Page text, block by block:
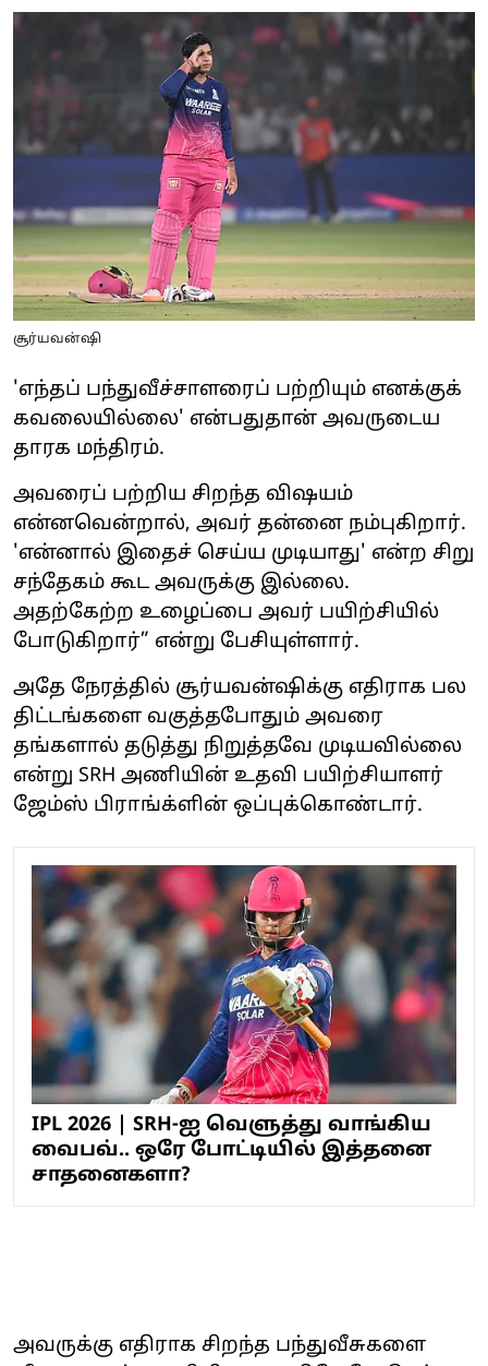
சூர்யவன்ஷி
'எந்தப் பந்துவீச்சாளரைப் பற்றியும் எனக்குக்
கவலையில்லை' என்பதுதான் அவருடைய
தாரக மந்திரம்.
அவரைப் பற்றிய சிறந்த விஷயம்
என்னவென்றால், அவர் தன்னை நம்புகிறார்.
'என்னால் இதைச் செய்ய முடியாது' என்ற சிறு
சந்தேகம் கூட அவருக்கு இல்லை.
அதற்கேற்ற உழைப்பை அவர் பயிற்சியில்
போடுகிறார்” என்று பேசியுள்ளார்.
அதே நேரத்தில் சூர்யவன்ஷிக்கு எதிராக பல
திட்டங்களை வகுத்தபோதும் அவரை
தங்களால் தடுத்து நிறுத்தவே முடியவில்லை
என்று SRH அணியின் உதவி பயிற்சியாளர்
ஜேம்ஸ் பிராங்க்ளின் ஒப்புக்கொண்டார்.
IPL 2026 | SRH-ஐ வெளுத்து வாங்கிய
வைபவ்.. ஒரே போட்டியில் இத்தனை
சாதனைகளா?
அவருக்கு எதிராக சிறந்த பந்துவீசுகளை